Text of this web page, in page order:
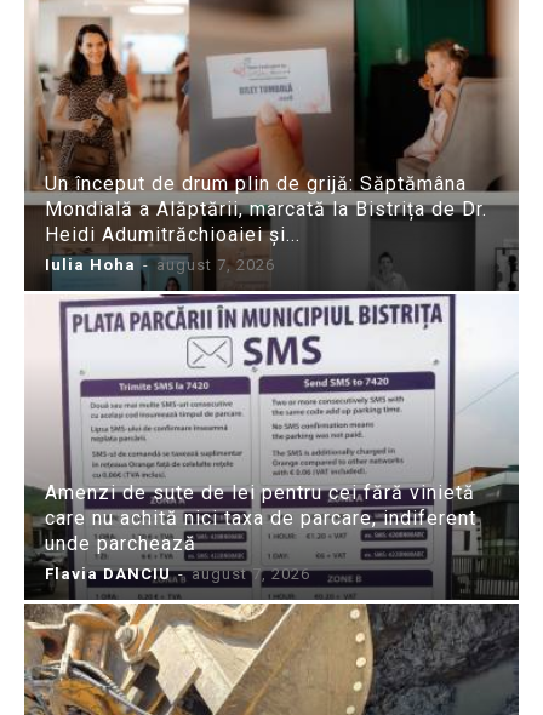
Un început de drum plin de grijă: Săptămâna
Mondială a Alăptării, marcată la Bistrița de Dr.
Heidi Adumitrăchioaiei și...
Iulia Hoha - august 7, 2026
Amenzi de sute de lei pentru cei fără vinietă
care nu achită nici taxa de parcare, indiferent
unde parchează
Flavia DANCIU - august 7, 2026